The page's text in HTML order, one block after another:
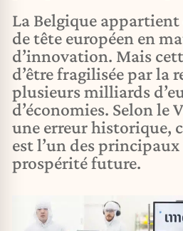
La Belgique
de tête européen en
d’innovation. Mais
d’être fragilisée par la
plusieurs milliards
d’économies. Selon le
une erreur historique,
est l’un des
prospérité future.